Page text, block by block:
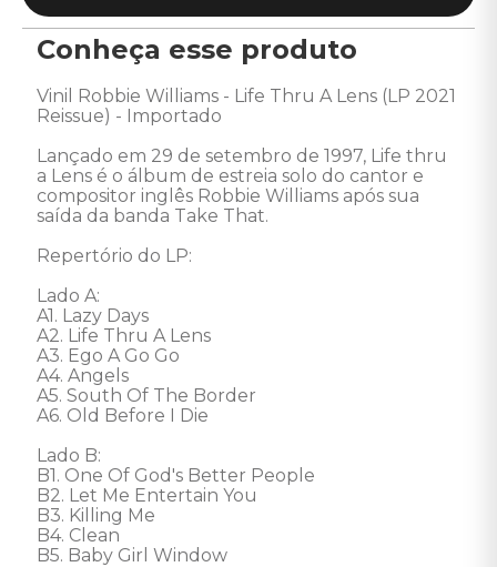
Conheça esse produto
Vinil Robbie Williams - Life Thru A Lens (LP 2021
Reissue) - Importado
Lançado em 29 de setembro de 1997, Life thru
a Lens é o álbum de estreia solo do cantor e
compositor inglês Robbie Williams após sua
saída da banda Take That.
Repertório do LP:
Lado A:
A1. Lazy Days
A2. Life Thru A Lens
A3. Ego A Go Go
A4. Angels
A5. South Of The Border
A6. Old Before I Die
Lado B:
B1. One Of God's Better People
B2. Let Me Entertain You
B3. Killing Me
B4. Clean
B5. Baby Girl Window